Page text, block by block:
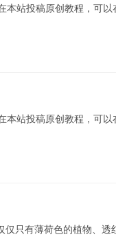
本站投稿原创教程，可以
本站投稿原创教程，可以
只有薄荷色的植物、透